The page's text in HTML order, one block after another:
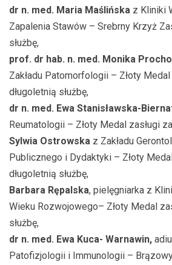
dr n. med. Maria Maślińska z Kliniki
Zapalenia Stawów – Srebrny Krzyż
służbę,
prof. dr hab. n. med. Monika
Zakładu Patomorfologii – Złoty
długoletnią służbę,
dr n. med. Ewa Stanisławska-
Reumatologii – Złoty Medal zasługi
Sylwia Ostrowska z Zakładu
Publicznego i Dydaktyki – Złoty
długoletnią służbę,
Barbara Rępalska, pielęgniarka z
Wieku Rozwojowego– Złoty Medal
służbę,
dr n. med. Ewa Kuca- Warnawin,
Patofizjologii i Immunologii –